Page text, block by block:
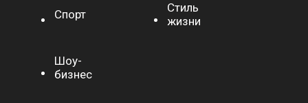
Спорт
Стиль
жизни
Шоу-
бизнес